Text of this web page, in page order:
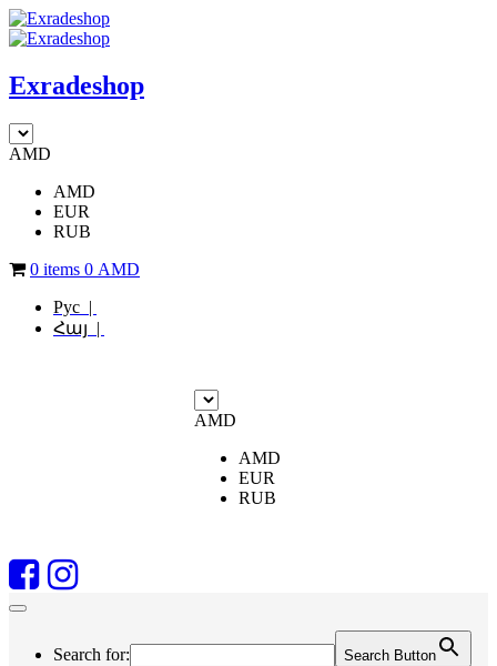
Exradeshop
AMD
AMD
EUR
RUB
0 items 0 AMD
Рус |
Հայ |
AMD
AMD
EUR
RUB
Search for: Search Button